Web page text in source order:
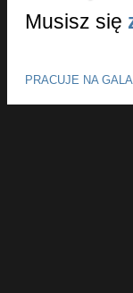
Musisz się
PRACUJE NA